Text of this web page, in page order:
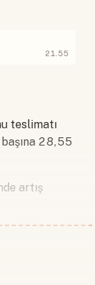
21.55
teslimatı
28,55
artış